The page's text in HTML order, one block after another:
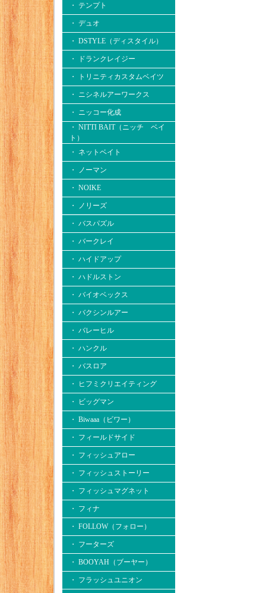
・ テンプト
・ デュオ
・ DSTYLE（ディスタイル）
・ ドランクレイジー
・ トリニティカスタムベイツ
・ ニシネルアーワークス
・ ニッコー化成
・ NITTI BAIT（ニッチ ベイ
ト）
・ ネットベイト
・ ノーマン
・ NOIKE
・ ノリーズ
・ バスパズル
・ バークレイ
・ ハイドアップ
・ ハドルストン
・ バイオベックス
・ バクシンルアー
・ バレーヒル
・ ハンクル
・ バスロア
・ ヒフミクリエイティング
・ ビッグマン
・ Biwaaa（ビワー）
・ フィールドサイド
・ フィッシュアロー
・ フィッシュストーリー
・ フィッシュマグネット
・ フィナ
・ FOLLOW（フォロー）
・ フーターズ
・ BOOYAH（ブーヤー）
・ フラッシュユニオン